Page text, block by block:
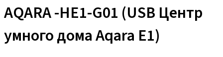
AQARA -HE1-G01 (USB Центр
умного дома Aqara E1)